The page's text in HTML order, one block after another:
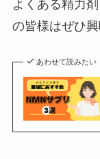
よくある精力
の皆様はぜひ
あわせて読みたい